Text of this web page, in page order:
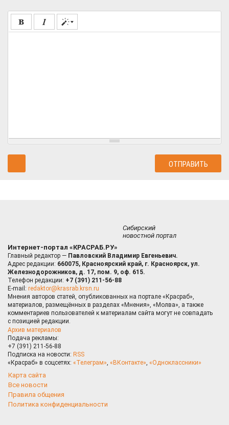
Сибирский
новостной портал
Интернет-портал «КРАСРАБ.РУ»
Главный редактор — Павловский Владимир Евгеньевич.
Адрес редакции: 660075, Красноярский край, г. Красноярск, ул.
Железнодорожников, д. 17, пом. 9, оф. 615.
Телефон редакции: +7 (391) 211-56-88
E-mail: redaktor@krasrab.krsn.ru
Мнения авторов статей, опубликованных на портале «Красраб»,
материалов, размещённых в разделах «Мнения», «Молва», а также
комментариев пользователей к материалам сайта могут не совпадать
с позицией редакции.
Архив материалов
Подача рекламы:
+7 (391) 211-56-88
Подписка на новости: RSS
«Красраб» в соцсетях: «Телеграм», «ВКонтакте», «Одноклассники»
Карта сайта
Все новости
Правила общения
Политика конфиденциальности